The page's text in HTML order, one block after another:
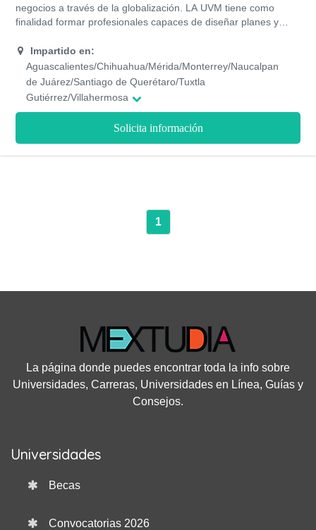
negocios a través de la globalización. LA UVM tiene como
finalidad formar profesionales capaces de diseñar planes y
internacionalización de los negocios, empresas u
organizaciones. Esta universidad imparte esta carrera de forma
presencial en más de 20 campus. El plan de estudio está
compuesto por 9 semestres.
Impartido en:
Aguascalientes/Chihuahua/Mérida/Monterrey/Naucalpan
de Juárez/Santiago de Querétaro/Tuxtla
Gutiérrez/Villahermosa
Solicita información
1
La página donde puedes encontrar toda la info sobre
Universidades, Carreras, Universidades en Línea, Guías y
Consejos.
Universidades
Becas
Convocatorias 2026